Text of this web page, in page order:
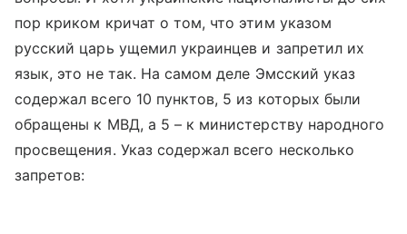
пор криком кричат о том, что этим указом
русский царь ущемил украинцев и запретил их
язык, это не так. На самом деле Эмсский указ
содержал всего 10 пунктов, 5 из которых были
обращены к МВД, а 5 – к министерству народного
просвещения. Указ содержал всего несколько
запретов: